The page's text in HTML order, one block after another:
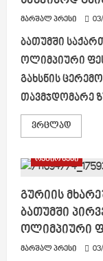
მარშალ პრესი
ბათუმში
ოლიმპიური
გახსნის
თავმჯდომარე
ვრცლადRead
more
რეგიონები
გურიის
ბათუმში
ოლიმპიური
მარშალ პრესი